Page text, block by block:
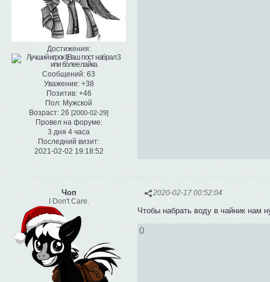
Достижения:
Сообщений: 63
Уважение: +38
Позитив: +46
Пол: Мужской
Возраст: 26 [2000-02-29]
Провел на форуме:
3 дня 4 часа
Последний визит:
2021-02-02 19:18:52
2020-02-17 00:52:04
Чоп
I Don't Care.
Чтобы набрать воду в чайник нам
0